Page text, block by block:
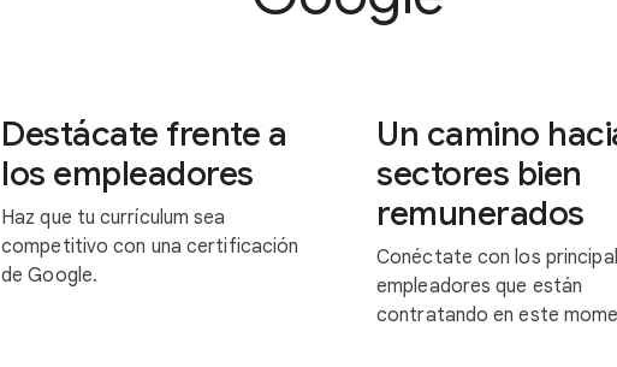
Destácate frente a
los empleadores
Haz que tu currículum sea
competitivo con una certificación
de Google.
Un camino
sectores bien
remunerados
Conéctate con los
empleadores que están
contratando en este